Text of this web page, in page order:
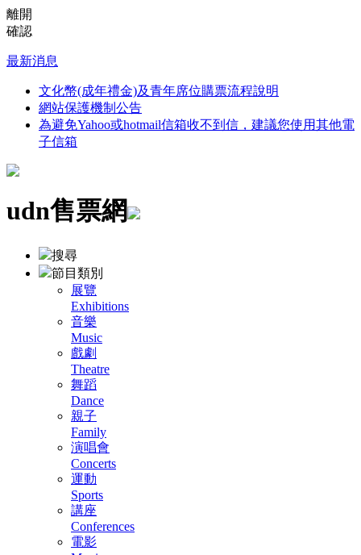
離開
確認
最新消息
文化幣(成年禮金)及青年席位購票流程說明
網站保護機制公告
為避免Yahoo或hotmail信箱收不到信，建議您使用其他電
子信箱
udn售票網
搜尋
節目類別
展覽
Exhibitions
音樂
Music
戲劇
Theatre
舞蹈
Dance
親子
Family
演唱會
Concerts
運動
Sports
講座
Conferences
電影